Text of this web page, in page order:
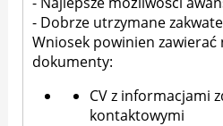
- Dobrze utrzymane
Wniosek powinien zawierać
dokumenty:
CV z informacjami
kontaktowymi